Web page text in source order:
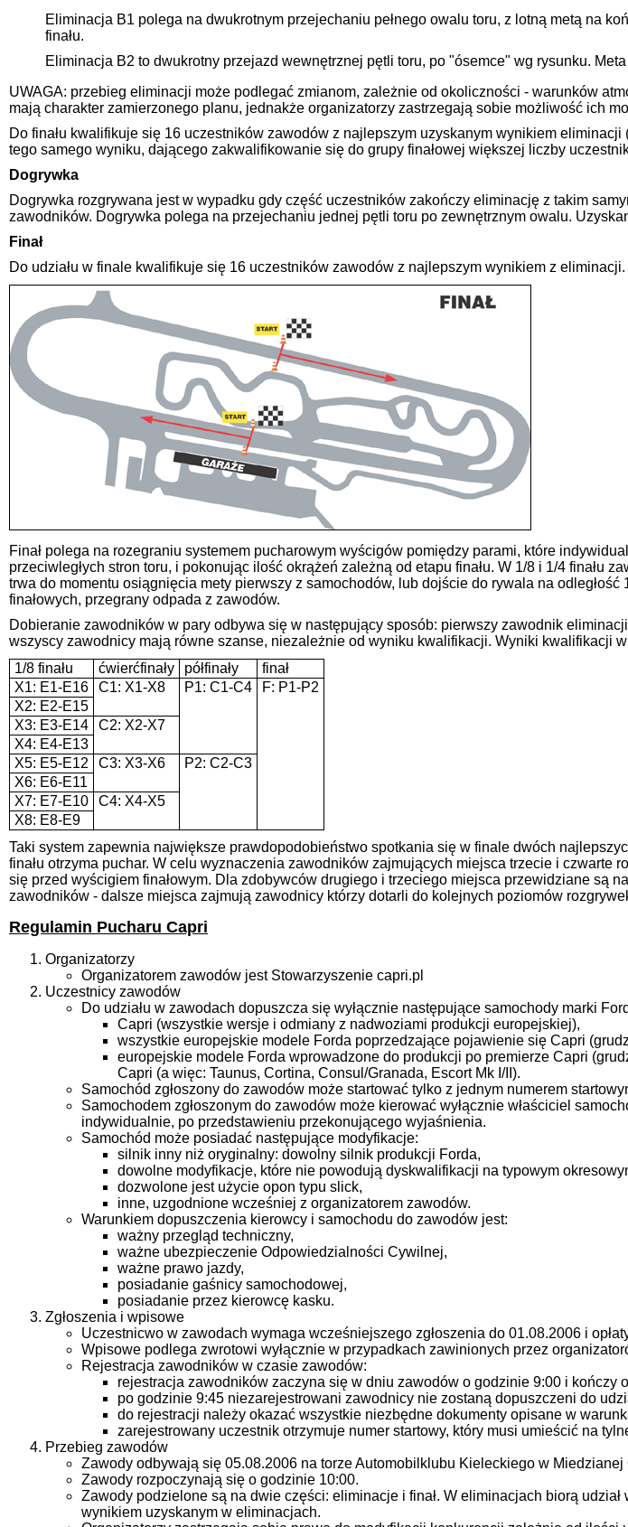
Eliminacja B1 polega na dwukrotnym przejechaniu pełnego owalu toru, z lotną metą na
finału.
Eliminacja B2 to dwukrotny przejazd wewnętrznej pętli toru, po "ósemce" wg rysunku.
UWAGA: przebieg eliminacji może podlegać zmianom, zależnie od okoliczności - warunków
mają charakter zamierzonego planu, jednakże organizatorzy zastrzegają sobie możliwość ich
Do finału kwalifikuje się 16 uczestników zawodów z najlepszym uzyskanym wynikiem
tego samego wyniku, dającego zakwalifikowanie się do grupy finałowej większej liczby
Dogrywka
Dogrywka rozgrywana jest w wypadku gdy część uczestników zakończy eliminację z takim
zawodników. Dogrywka polega na przejechaniu jednej pętli toru po zewnętrznym owalu.
Finał
Do udziału w finale kwalifikuje się 16 uczestników zawodów z najlepszym wynikiem z eliminacji.
Finał polega na rozegraniu systemem pucharowym wyścigów pomiędzy parami, które
przeciwległych stron toru, i pokonując ilość okrążeń zależną od etapu finału. W 1/8 i 1/4 finału
trwa do momentu osiągnięcia mety pierwszy z samochodów, lub dojście do rywala na
finałowych, przegrany odpada z zawodów.
Dobieranie zawodników w pary odbywa się w następujący sposób: pierwszy zawodnik
wszyscy zawodnicy mają równe szanse, niezależnie od wyniku kwalifikacji. Wyniki kwalifikacji
1/8 finału
ćwierćfinały półfinały
finał
X1: E1-E16
C1: X1-X8 P1: C1-C4
F: P1-P2
X2: E2-E15
X3: E3-E14
C2: X2-X7
X4: E4-E13
X5: E5-E12
C3: X3-X6
P2: C2-C3
X6: E6-E11
X7: E7-E10
C4: X4-X5
X8: E8-E9
Taki system zapewnia największe prawdopodobieństwo spotkania się w finale dwóch
finału otrzyma puchar. W celu wyznaczenia zawodników zajmujących miejsca trzecie i czwarte
się przed wyścigiem finałowym. Dla zdobywców drugiego i trzeciego miejsca przewidziane są
zawodników - dalsze miejsca zajmują zawodnicy którzy dotarli do kolejnych poziomów
Regulamin Pucharu Capri
Organizatorzy
Organizatorem zawodów jest Stowarzyszenie capri.pl
Uczestnicy zawodów
Do udziału w zawodach dopuszcza się wyłącznie następujące samochody marki
Capri (wszystkie wersje i odmiany z nadwoziami produkcji europejskiej),
wszystkie europejskie modele Forda poprzedzające pojawienie się Capri
europejskie modele Forda wprowadzone do produkcji po premierze Capri
Capri (a więc: Taunus, Cortina, Consul/Granada, Escort Mk I/II).
Samochód zgłoszony do zawodów może startować tylko z jednym numerem
Samochodem zgłoszonym do zawodów może kierować wyłącznie właściciel
indywidualnie, po przedstawieniu przekonującego wyjaśnienia.
Samochód może posiadać następujące modyfikacje:
silnik inny niż oryginalny: dowolny silnik produkcji Forda,
dowolne modyfikacje, które nie powodują dyskwalifikacji na typowym
dozwolone jest użycie opon typu slick,
inne, uzgodnione wcześniej z organizatorem zawodów.
Warunkiem dopuszczenia kierowcy i samochodu do zawodów jest:
ważny przegląd techniczny,
ważne ubezpieczenie Odpowiedzialności Cywilnej,
ważne prawo jazdy,
posiadanie gaśnicy samochodowej,
posiadanie przez kierowcę kasku.
Zgłoszenia i wpisowe
Uczestnicwo w zawodach wymaga wcześniejszego zgłoszenia do 01.08.2006 i
Wpisowe podlega zwrotowi wyłącznie w przypadkach zawinionych przez
Rejestracja zawodników w czasie zawodów:
rejestracja zawodników zaczyna się w dniu zawodów o godzinie 9:00 i kończy
po godzinie 9:45 niezarejestrowani zawodnicy nie zostaną dopuszczeni do
do rejestracji należy okazać wszystkie niezbędne dokumenty opisane w
zarejestrowany uczestnik otrzymuje numer startowy, który musi umieścić na
Przebieg zawodów
Zawody odbywają się 05.08.2006 na torze Automobilklubu Kieleckiego w Miedzianej
Zawody rozpoczynają się o godzinie 10:00.
Zawody podzielone są na dwie części: eliminacje i finał. W eliminacjach biorą
wynikiem uzyskanym w eliminacjach.